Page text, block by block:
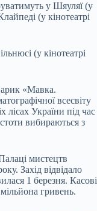
у Шяуляї (у
(у кінотеатрі
(у кінотеатрі
«Мавка.
всесвіту
лісах України під час
вибираються з
мистецтв
Захід відвідало
1 березня. Касові
гривень.